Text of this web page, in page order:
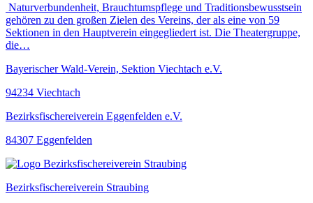
Naturverbundenheit, Brauchtumspflege und Traditionsbewusstsein
gehören zu den großen Zielen des Vereins, der als eine von 59
Sektionen in den Hauptverein eingegliedert ist. Die Theatergruppe,
die…
Bayerischer Wald-Verein, Sektion Viechtach e.V.
94234 Viechtach
Bezirksfischereiverein Eggenfelden e.V.
84307 Eggenfelden
Bezirksfischereiverein Straubing